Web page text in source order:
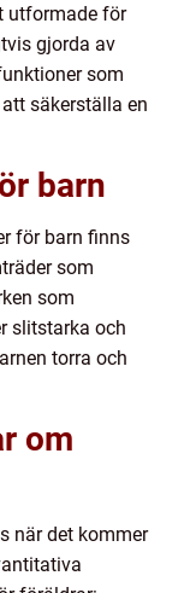
utformade för
gjorda av
som
säkerställa en
barn
för barn finns
som
som
slitstarka och
torra och
om
när det kommer